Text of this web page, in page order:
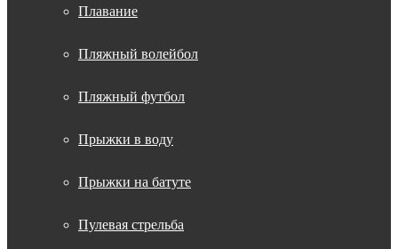
Плавание
Пляжный волейбол
Пляжный футбол
Прыжки в воду
Прыжки на батуте
Пулевая стрельба